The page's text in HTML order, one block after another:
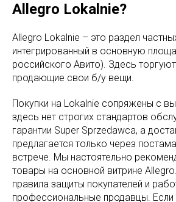
Allegro Lokalnie?
Allegro Lokalnie – это раздел
интегрированный в основную
российского Авито). Здесь
продающие свои б/у вещи.
Покупки на Lokalnie сопряжены с
здесь нет строгих стандартов
гарантии Super Sprzedawca, а
предлагается только через
встрече. Мы настоятельно
товары на основной витрине
правила защиты покупателей и
профессиональные продавцы.